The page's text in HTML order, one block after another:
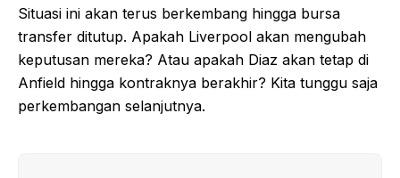
Situasi ini akan terus berkembang hingga bursa
transfer ditutup. Apakah Liverpool akan mengubah
keputusan mereka? Atau apakah Diaz akan tetap di
Anfield hingga kontraknya berakhir? Kita tunggu saja
perkembangan selanjutnya.